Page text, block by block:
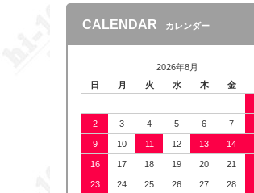
CALENDAR カレンダー
2026年8月
日
月 火 水 木 金
2 3 4 5 6 7
9 10 11 12 13 14
16 17 18 19 20 21
23 24 25 26 27 28